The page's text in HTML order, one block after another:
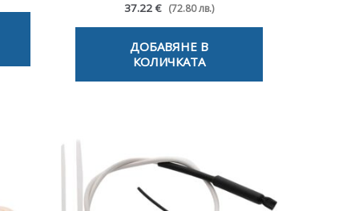
37.22 € (72.80 лв.)
ДОБАВЯНЕ В
КОЛИЧКАТА